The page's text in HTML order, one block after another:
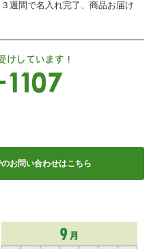
週間で名入れ完了、商品お届け
お問い合わせはこちら